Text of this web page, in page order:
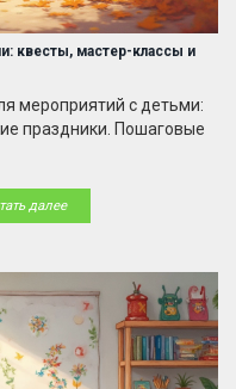
квесты, мастер-классы и
мероприятий с детьми:
праздники. Пошаговые
далее